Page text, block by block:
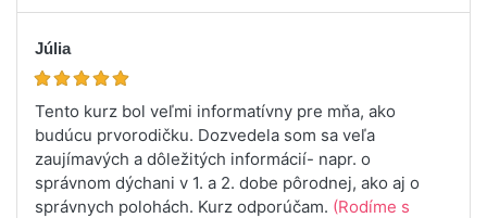
Júlia
Tento kurz bol veľmi informatívny pre mňa, ako
budúcu prvorodičku. Dozvedela som sa veľa
zaujímavých a dôležitých informácií- napr. o
správnom dýchani v 1. a 2. dobe pôrodnej, ako aj o
správnych polohách. Kurz odporúčam. (Rodíme s